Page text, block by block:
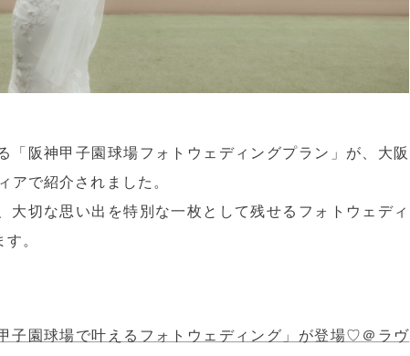
「阪神甲子園球場フォトウェディングプラン」が、大阪
アで紹介されました。
大切な思い出を特別な一枚として残せるフォトウェディ
。
子園球場で叶えるフォトウェディング」が登場♡＠ラヴ